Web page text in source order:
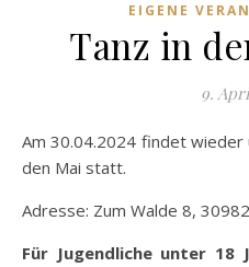
EIGENE
Tanz in
9.
Am 30.04.2024 findet wieder unsere Veranstaltung Tanz in
den Mai statt.
Adresse: Zum Walde 8,
Für Jugendliche unter